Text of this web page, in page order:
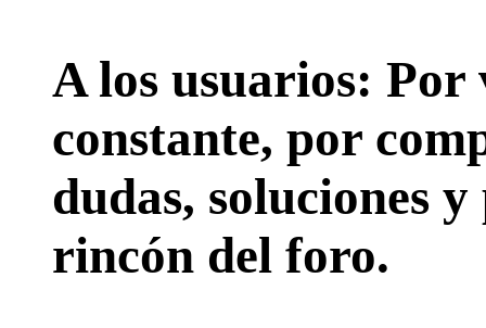
A los usuarios: Por
constante, por
dudas, soluciones
rincón del foro.